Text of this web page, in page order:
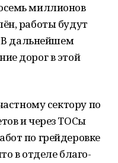
миллионов
работы будут
В дальнейшем
дорог в этой
сектору по
и через ТОСы
по грейдеровке
в отделе благо-